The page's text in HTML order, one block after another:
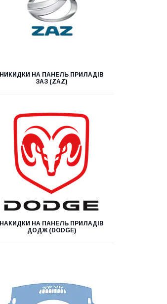
НИКИДКИ НА ПАНЕЛЬ ПРИЛАДІВ
ЗАЗ (ZAZ)
НАКИДКИ НА ПАНЕЛЬ ПРИЛАДІВ
ДОДЖ (DODGE)